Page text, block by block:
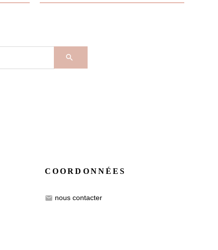

COORDONNÉES
email nous contacter